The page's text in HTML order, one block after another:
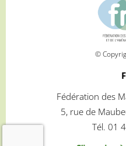
©
Fédération des
5, rue de
Tél. 01